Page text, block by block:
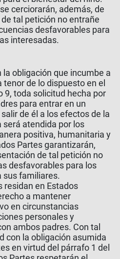
cerciorarán, además, de
tal petición no entrañe
desfavorables para
interesadas.
obligación que incumbe a
tenor de lo dispuesto en el
9, toda solicitud hecha por
para entrar en un
de él a los efectos de la
será atendida por los
positiva, humanitaria y
Partes garantizarán,
de tal petición no
desfavorables para los
sus familiares.
residan en Estados
a mantener
en circunstancias
personales y
ambos padres. Con tal
con la obligación asumida
en virtud del párrafo 1 del